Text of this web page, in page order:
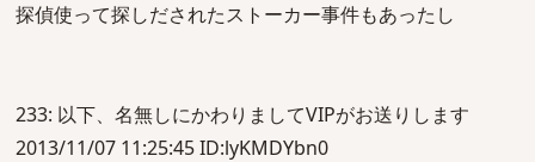
探偵使って探しだされたストーカー事件もあったし
233: 以下、名無しにかわりましてVIPがお送りします
2013/11/07 11:25:45 ID:lyKMDYbn0